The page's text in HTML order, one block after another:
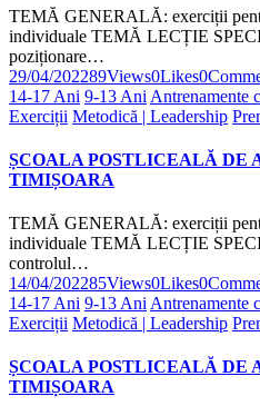
TEMĂ GENERALĂ: exerciții
individuale TEMĂ LECȚIE
poziționare…
29/04/202289Views0Likes0
14-17 Ani 9-13 Ani Antrenamente
Exerciții Metodică | Leadership
ȘCOALA POSTLICEALĂ DE
TIMIȘOARA
TEMĂ GENERALĂ: exerciții
individuale TEMĂ LECȚIE
controlul…
14/04/202285Views0Likes0
14-17 Ani 9-13 Ani Antrenamente
Exerciții Metodică | Leadership
ȘCOALA POSTLICEALĂ DE
TIMIȘOARA